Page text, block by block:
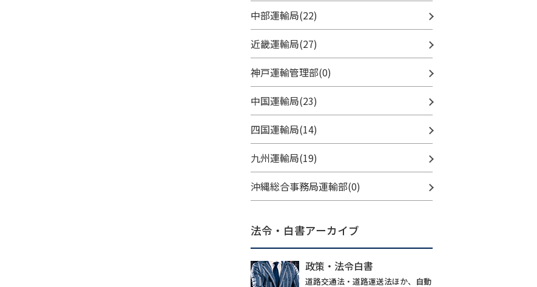
中部運輸局(22)
近畿運輸局(27)
神戸運輸管理部(0)
中国運輸局(23)
四国運輸局(14)
九州運輸局(19)
沖縄総合事務局運輸部(0)
法令・白書アーカイブ
政策・法令白書
道路交通法・道路運送法ほか、自動